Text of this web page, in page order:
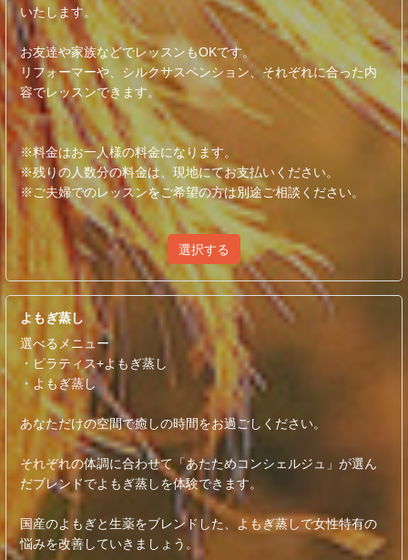
いたします。
お友達や家族などでレッスンもOKです。
リフォーマーや、シルクサスペンション、それぞれに合った内
容でレッスンできます。
※料金はお一人様の料金になります。
※残りの人数分の料金は、現地にてお支払いください。
※ご夫婦でのレッスンをご希望の方は別途ご相談ください。
選択する
よもぎ蒸し
選べるメニュー
・ピラティス+よもぎ蒸し
・よもぎ蒸し
あなただけの空間で癒しの時間をお過ごしください。
それぞれの体調に合わせて「あたためコンシェルジュ」が選ん
だブレンドでよもぎ蒸しを体験できます。
国産のよもぎと生薬をブレンドした、よもぎ蒸しで女性特有の
悩みを改善していきましょう。